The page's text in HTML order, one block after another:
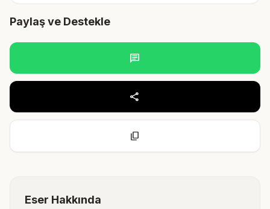
Paylaş ve Destekle
chat
share
content_copy
Eser Hakkında